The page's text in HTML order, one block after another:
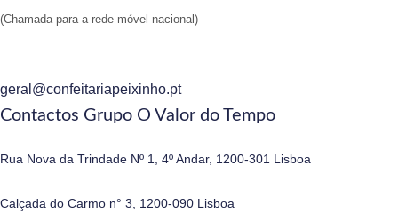
(Chamada para a rede móvel nacional)
geral@confeitariapeixinho.pt
Contactos Grupo O Valor do Tempo
Rua Nova da Trindade Nº 1, 4º Andar, 1200-301 Lisboa
Calçada do Carmo n° 3, 1200-090 Lisboa